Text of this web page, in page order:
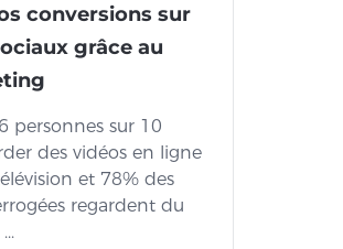
conversions sur
grâce au
personnes sur 10
des vidéos en ligne
et 78% des
regardent du